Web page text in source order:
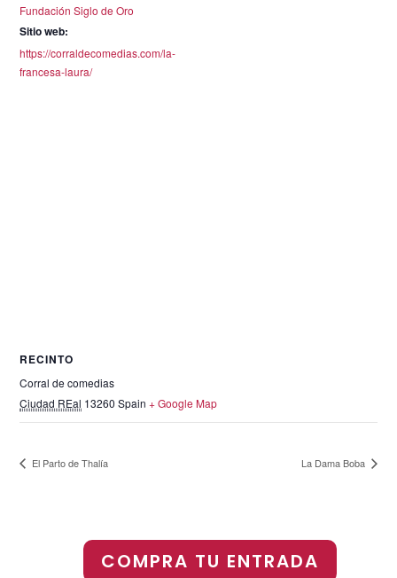
Fundación Siglo de Oro
Sitio web:
https://corraldecomedias.com/la-
francesa-laura/
RECINTO
Corral de comedias
Ciudad REal 13260 Spain + Google Map
El Parto de Thalía La Dama Boba
COMPRA TU ENTRADA